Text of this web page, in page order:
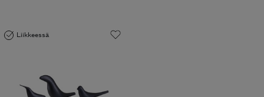
Liikkeessä